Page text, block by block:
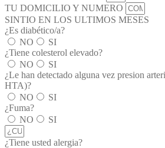
TU DOMICILIO Y NUMERO
SINTIO EN LOS ULTIMOS MESES
¿Es diabético/a?
NO
SI
¿Tiene colesterol elevado?
NO
SI
¿Le han detectado alguna vez presion
HTA)?
NO
SI
¿Fuma?
NO
SI
¿Tiene usted alergia?